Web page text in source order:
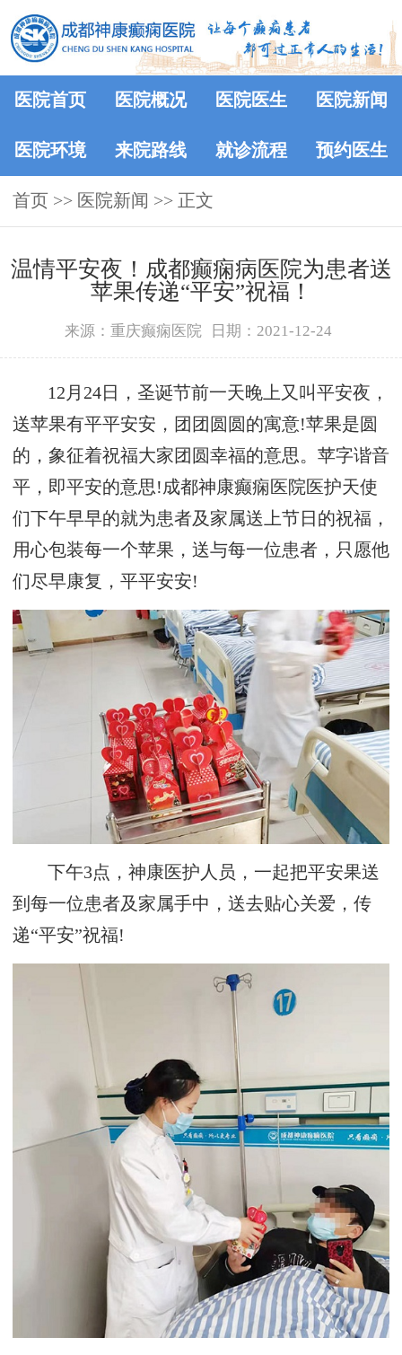
医院首页 医院概况 医院医生 医院新闻
医院环境 来院路线 就诊流程 预约医生
首页 >> 医院新闻 >> 正文
温情平安夜！成都癫痫病医院为患者送
苹果传递“平安”祝福！
来源：重庆癫痫医院 日期：2021-12-24
12月24日，圣诞节前一天晚上又叫平安夜，
送苹果有平平安安，团团圆圆的寓意!苹果是圆
的，象征着祝福大家团圆幸福的意思。苹字谐音
平，即平安的意思!成都神康癫痫医院医护天使
们下午早早的就为患者及家属送上节日的祝福，
用心包装每一个苹果，送与每一位患者，只愿他
们尽早康复，平平安安!
下午3点，神康医护人员，一起把平安果送
到每一位患者及家属手中，送去贴心关爱，传
递“平安”祝福!